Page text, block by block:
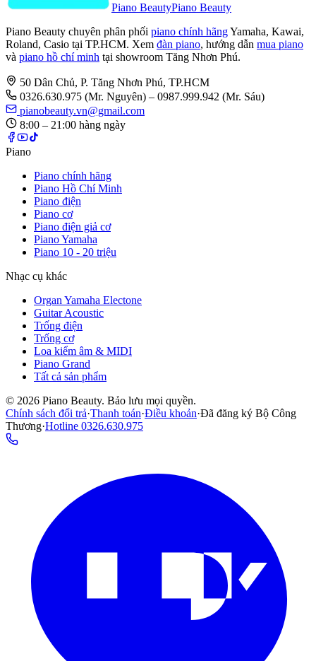
Piano BeautyPiano Beauty
Piano Beauty chuyên phân phối piano chính hãngYamaha, Kawai,
Roland, Casio tại TP.HCM. Xem đàn piano, hướng dẫn mua piano
và piano hồ chí minh tại showroom Tăng Nhơn Phú.
50 Dân Chủ, P. Tăng Nhơn Phú, TP.HCM
0326.630.975 (Mr. Nguyên) – 0987.999.942 (Mr. Sáu)
pianobeauty.vn@gmail.com
8:00 – 21:00 hàng ngày
Piano
Piano chính hãng
Piano Hồ Chí Minh
Piano điện
Piano cơ
Piano điện giả cơ
Piano Yamaha
Piano 10 - 20 triệu
Nhạc cụ khác
Organ Yamaha Electone
Guitar Acoustic
Trống điện
Trống cơ
Loa kiểm âm & MIDI
Piano Grand
Tất cả sản phẩm
© 2026 Piano Beauty. Bảo lưu mọi quyền.
Chính sách đổi trả·Thanh toán·Điều khoản·Đã đăng ký Bộ Công
Thương·Hotline 0326.630.975